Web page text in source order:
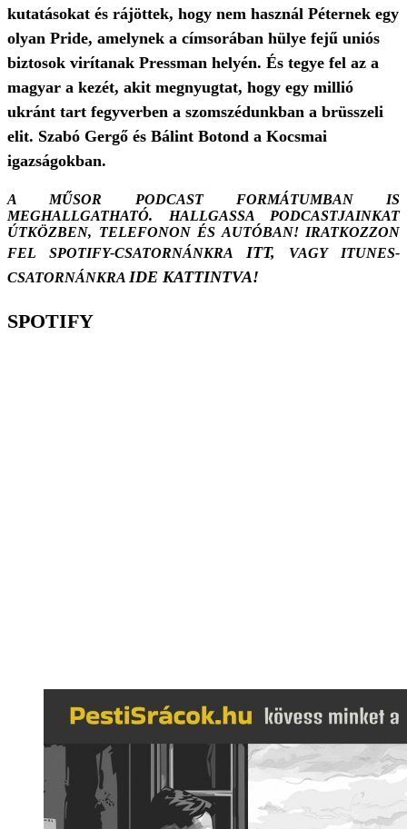
kutatásokat és rájöttek, hogy nem használ Péternek egy
olyan Pride, amelynek a címsorában hülye fejű uniós
biztosok virítanak Pressman helyén. És tegye fel az a
magyar a kezét, akit megnyugtat, hogy egy millió
ukránt tart fegyverben a szomszédunkban a brüsszeli
elit. Szabó Gergő és Bálint Botond a Kocsmai
igazságokban.
A MŰSOR PODCAST FORMÁTUMBAN IS
MEGHALLGATHATÓ. HALLGASSA PODCASTJAINKAT
ÚTKÖZBEN, TELEFONON ÉS AUTÓBAN! IRATKOZZON
FEL SPOTIFY-CSATORNÁNKRA ITT,
VAGY ITUNES-
CSATORNÁNKRA IDE KATTINTVA!
SPOTIFY